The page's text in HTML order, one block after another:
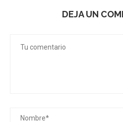
DEJA UN